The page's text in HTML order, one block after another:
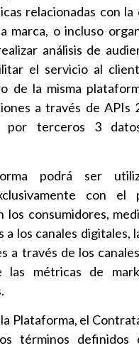
relacionadas con la
marca, o incluso
análisis de
el servicio al
de la misma
a través de APIs
por terceros 3
podrá ser
con el
los consumidores,
a los canales digitales,
a través de los
las métricas de
Plataforma, el
términos definidos